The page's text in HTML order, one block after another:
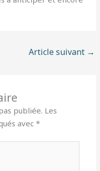
Article suivant →
publiée. Les
avec*